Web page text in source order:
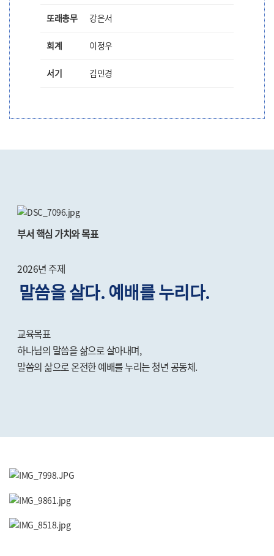
또래총무 강은서
회계 이정우
서기 김민경
부서 핵심 가치와 목표
2026년 주제
말씀을 살다. 예배를 누리다.
교육목표
하나님의 말씀을 삶으로 살아내며,
말씀의 삶으로 온전한 예배를 누리는 청년 공동체.